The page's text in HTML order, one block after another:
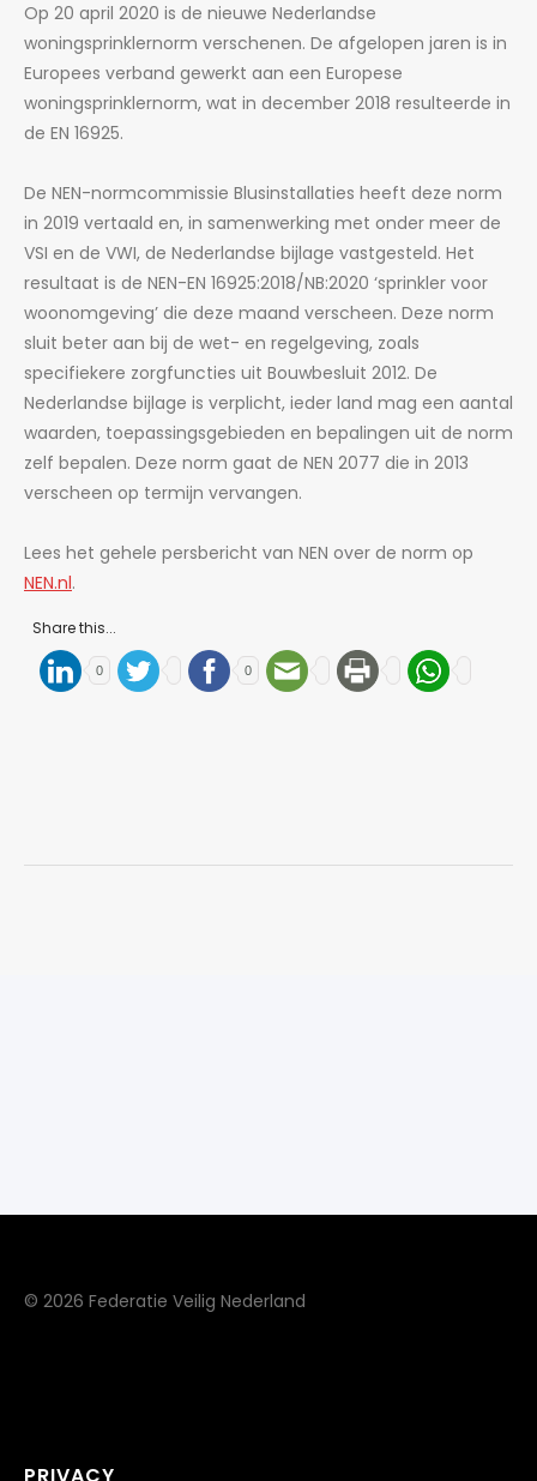
Op 20 april 2020 is de nieuwe Nederlandse
woningsprinklernorm verschenen. De afgelopen jaren is in
Europees verband gewerkt aan een Europese
woningsprinklernorm, wat in december 2018 resulteerde in
de EN 16925.
De NEN-normcommissie Blusinstallaties heeft deze norm
in 2019 vertaald en, in samenwerking met onder meer de
VSI en de VWI, de Nederlandse bijlage vastgesteld. Het
resultaat is de NEN-EN 16925:2018/NB:2020 ‘sprinkler voor
woonomgeving’ die deze maand verscheen. Deze norm
sluit beter aan bij de wet- en regelgeving, zoals
specifiekere zorgfuncties uit Bouwbesluit 2012. De
Nederlandse bijlage is verplicht, ieder land mag een aantal
waarden, toepassingsgebieden en bepalingen uit de norm
zelf bepalen. Deze norm gaat de NEN 2077 die in 2013
verscheen op termijn vervangen.
Lees het gehele persbericht van NEN over de norm op
NEN.nl.
Share this...
0 0
© 2026 Federatie Veilig Nederland